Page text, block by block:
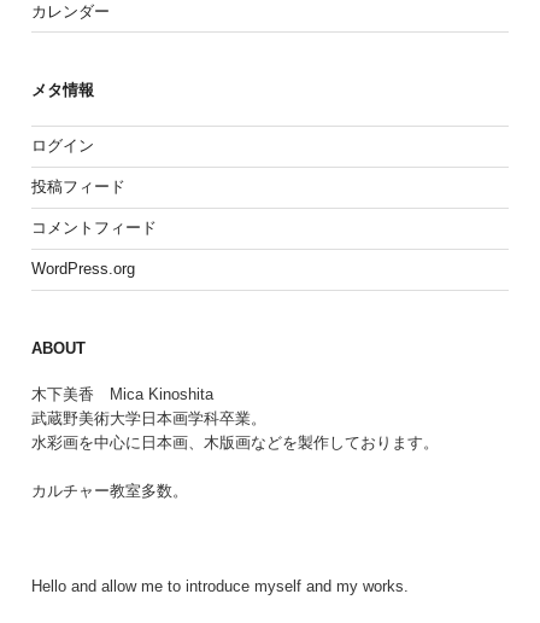
カレンダー
メタ情報
ログイン
投稿フィード
コメントフィード
WordPress.org
ABOUT
木下美香 Mica Kinoshita
武蔵野美術大学日本画学科卒業。
水彩画を中心に日本画、木版画などを製作しております。
カルチャー教室多数。
Hello and allow me to introduce myself and my works.